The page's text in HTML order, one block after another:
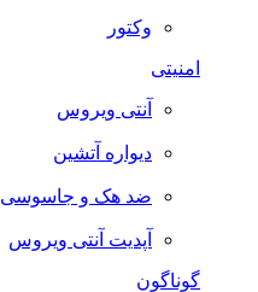
وکتور
امنیتی
آنتی ویروس
دیواره آتشین
ضد هک و جاسوسی
آپدیت آنتی ویروس
گوناگون